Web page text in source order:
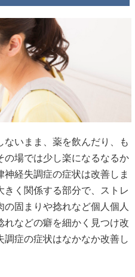
ないまま、薬を飲んだり、も
の場では少し楽になるなるか
経失調症の症状は改善しま
く関係する部分で、ストレ
固まりや捻れなど個人個人
れなどの癖を細かく見つけ改
症の症状はなかなか改善し